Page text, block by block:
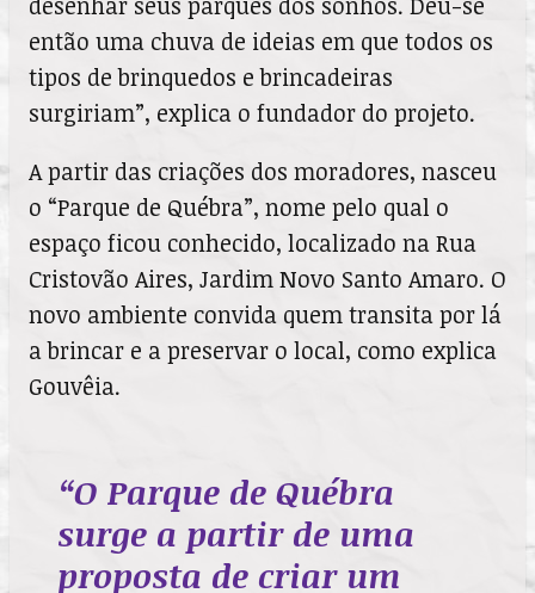
então uma chuva de ideias em que todos os
tipos de brinquedos e brincadeiras
surgiriam”, explica o fundador do projeto.
A partir das criações dos moradores, nasceu
o “Parque de Québra”, nome pelo qual o
espaço ficou conhecido, localizado na Rua
Cristovão Aires, Jardim Novo Santo Amaro. O
novo ambiente convida quem transita por lá
a brincar e a preservar o local, como explica
Gouvêia.
“O Parque de Québra
surge a partir de uma
proposta de criar um